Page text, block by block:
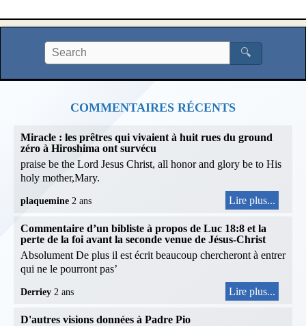
🔍
COMMENTAIRES RÉCENTS
Miracle : les prêtres qui vivaient à huit rues du ground
zéro à Hiroshima ont survécu
praise be the Lord Jesus Christ, all honor and glory be to His
holy mother,Mary.
plaquemine 2 ans Lire plus...
Commentaire d’un bibliste à propos de Luc 18:8 et la
perte de la foi avant la seconde venue de Jésus-Christ
Absolument De plus il est écrit beaucoup chercheront à entrer
qui ne le pourront pas’
Derriey 2 ans Lire plus...
D'autres visions données à Padre Pio